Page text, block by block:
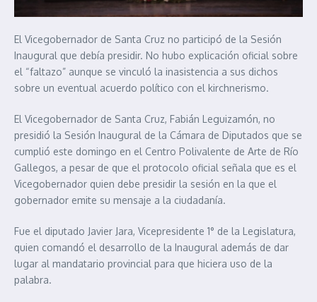
El Vicegobernador de Santa Cruz no participó de la Sesión
Inaugural que debía presidir. No hubo explicación oficial sobre
el “faltazo” aunque se vinculó la inasistencia a sus dichos
sobre un eventual acuerdo político con el kirchnerismo.
El Vicegobernador de Santa Cruz, Fabián Leguizamón, no
presidió la Sesión Inaugural de la Cámara de Diputados que se
cumplió este domingo en el Centro Polivalente de Arte de Río
Gallegos, a pesar de que el protocolo oficial señala que es el
Vicegobernador quien debe presidir la sesión en la que el
gobernador emite su mensaje a la ciudadanía.
Fue el diputado Javier Jara, Vicepresidente 1° de la Legislatura,
quien comandó el desarrollo de la Inaugural además de dar
lugar al mandatario provincial para que hiciera uso de la
palabra.